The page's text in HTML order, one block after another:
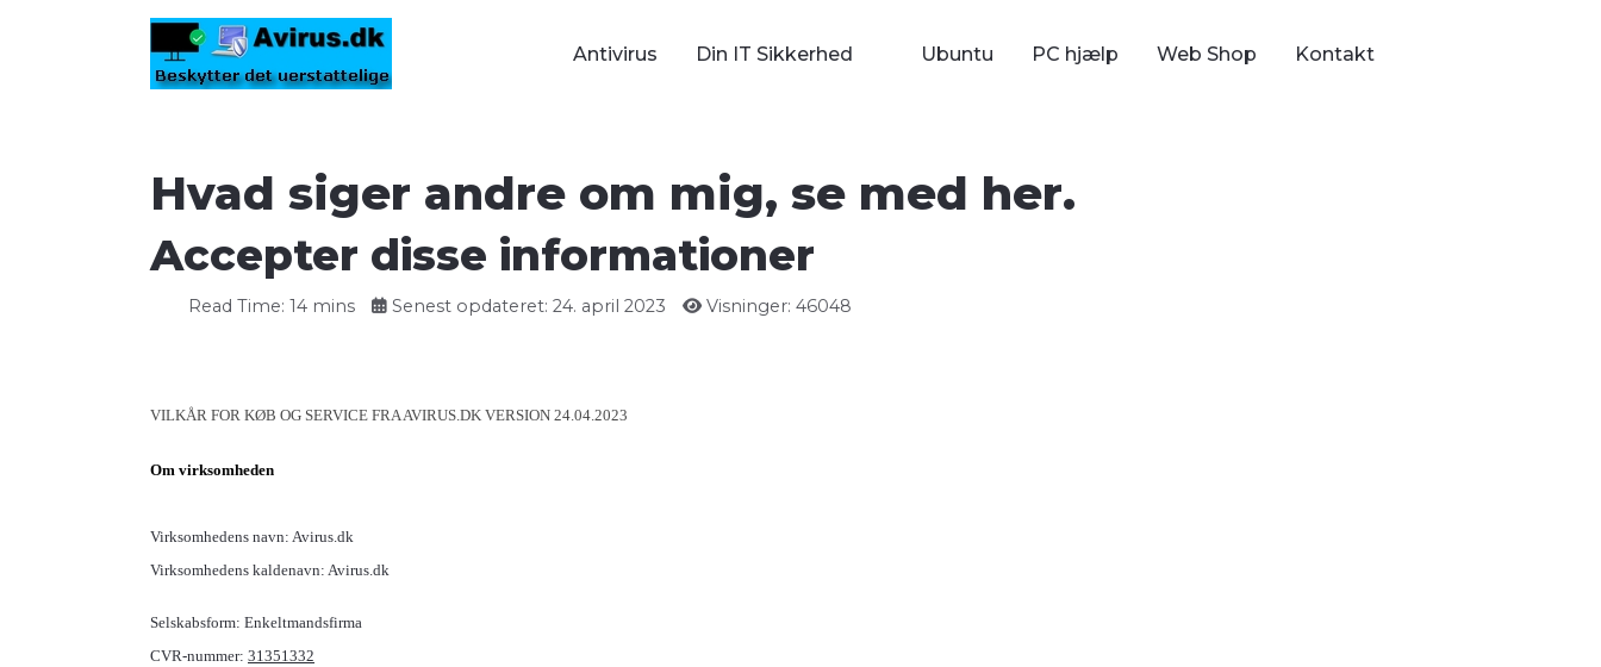
Antivirus Din IT Sikkerhed Ubuntu PC hjælp Web Shop Kontakt
Hvad siger andre om mig, se med her.
Accepter disse informationer
Read Time: 14 mins Senest opdateret: 24. april 2023 Visninger: 46048
VILKÅR FOR KØB OG SERVICE FRA AVIRUS.DK VERSION 24.04.2023
Om virksomheden
Virksomhedens navn: Avirus.dk
Virksomhedens kaldenavn: Avirus.dk
Selskabsform: Enkeltmandsfirma
CVR-nummer: 31351332